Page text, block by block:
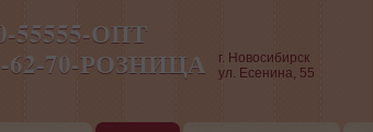
55555-ОПТ
62-70-РОЗНИЦА
ВС 9-17
г. Новосибирск
ул. Есенина, 55